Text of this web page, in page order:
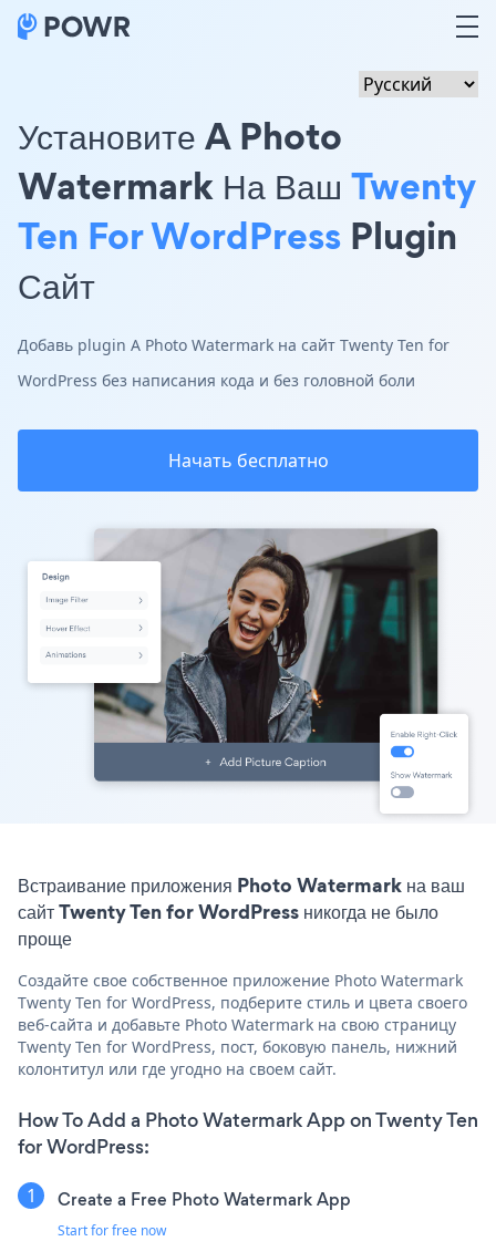
Установите A Photo
Watermark На Ваш Twenty
Ten For WordPress Plugin
Сайт
Добавь plugin A Photo Watermark на сайт Twenty Ten for
WordPress без написания кода и без головной боли
Начать бесплатно
Встраивание приложения Photo Watermark на ваш
сайт Twenty Ten for WordPress никогда не было
проще
Создайте свое собственное приложение Photo Watermark
Twenty Ten for WordPress, подберите стиль и цвета своего
веб-сайта и добавьте Photo Watermark на свою страницу
Twenty Ten for WordPress, пост, боковую панель, нижний
колонтитул или где угодно на своем сайт.
How To Add a Photo Watermark App on Twenty Ten
for WordPress:
Create a Free Photo Watermark App
Start for free now